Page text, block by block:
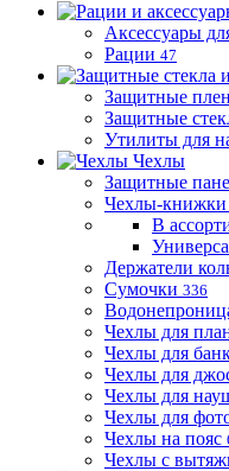
Аксессуары
Рации 47
Защитные
Защитные
Утилиты для
Чехлы
Защитные
Чехлы-книжки
В
Держатели
Сумочки 336
Чехлы для
Чехлы для
Чехлы для
Чехлы для
Чехлы для
Чехлы на пояс
Чехлы с